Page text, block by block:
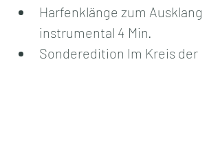
Harfenklänge zum Ausklang
instrumental 4 Min.
Sonderedition Im Kreis der